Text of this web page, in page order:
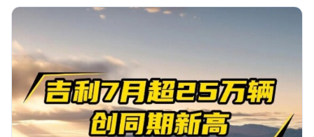
满。